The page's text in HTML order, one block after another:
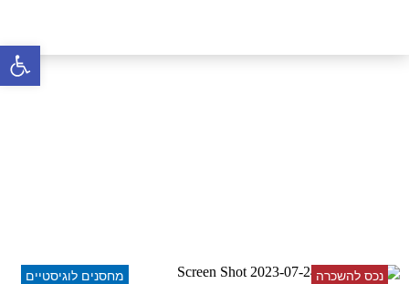
מחסנים לוגיסטיים נכס להשכרה
פתח